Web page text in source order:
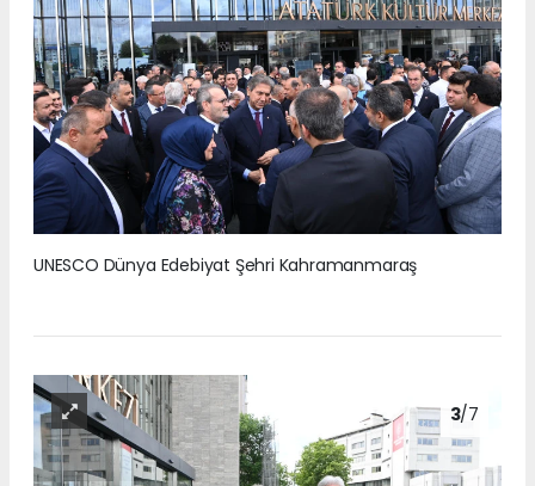
UNESCO Dünya Edebiyat Şehri Kahramanmaraş
3/7